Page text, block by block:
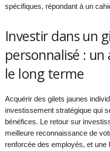
spécifiques, répondant à un
Investir dans un
personnalisé :
le long terme
Acquérir des gilets jaunes
investissement stratégique qui
bénéfices. Le retour sur
meilleure reconnaissance de
renforcée des employés, et